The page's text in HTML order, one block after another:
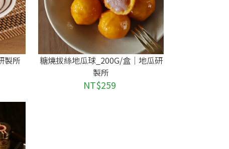
製所
糖燒拔絲地瓜球_200G/盒｜地瓜研
製所
NT$259